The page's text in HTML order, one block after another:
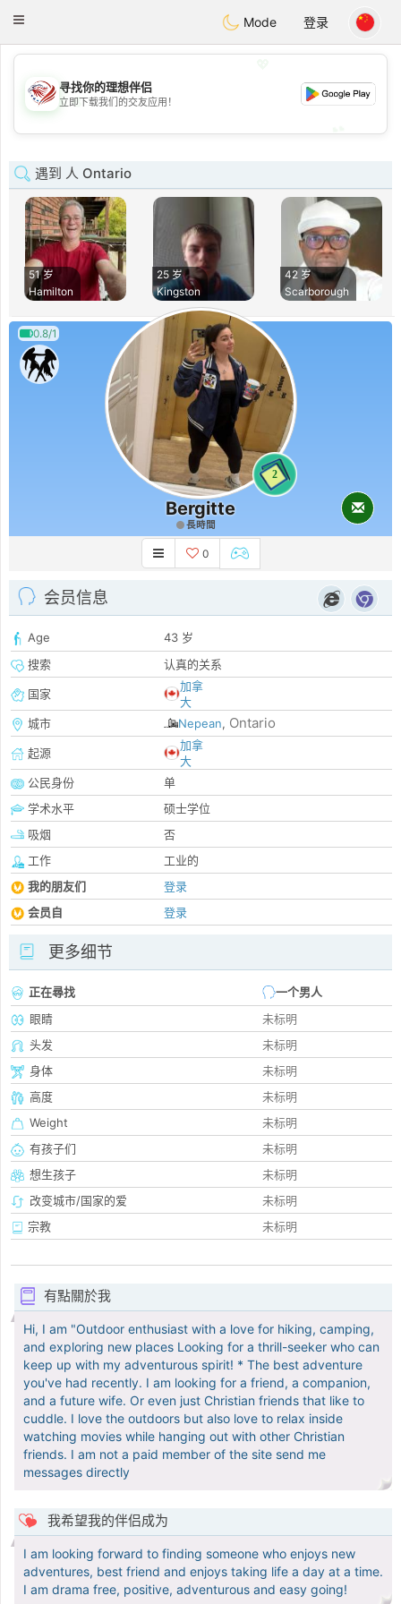
Dating
Toggle
Mode 登录
💖
💕
寻找你的理想伴侣
立即下载我们的交友应用！
遇到 人 Ontario
51 岁
Hamilton
25 岁
Kingston
42 岁
Scarborough
0.8/1
2
Bergitte
長時間
0
会员信息
Age
43 岁
搜索
认真的关系
国家
加拿
大
城市
Nepean, Ontario
起源
加拿
大
公民身份
单
学术水平
硕士学位
吸烟
否
工作
工业的
我的朋友们
登录
会员自
登录
更多细节
正在尋找
一个男人
眼睛
未标明
头发
未标明
身体
未标明
高度
未标明
Weight
未标明
有孩子们
未标明
想生孩子
未标明
改变城市/国家的爱
未标明
宗教
未标明
有點關於我
Hi, I am "Outdoor enthusiast with a love for hiking, camping,
and exploring new places Looking for a thrill-seeker who can
keep up with my adventurous spirit! * The best adventure
you've had recently. I am looking for a friend, a companion,
and a future wife. Or even just Christian friends that like to
cuddle. I love the outdoors but also love to relax inside
watching movies while hanging out with other Christian
friends. I am not a paid member of the site send me
messages directly
我希望我的伴侣成为
I am looking forward to finding someone who enjoys new
adventures, best friend and enjoys taking life a day at a time.
I am drama free, positive, adventurous and easy going!